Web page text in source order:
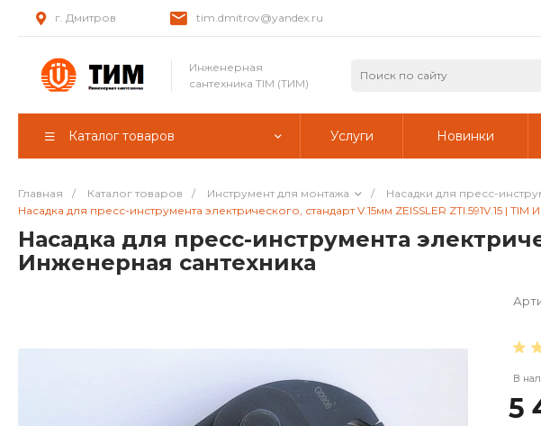
г. Дмитров tim.dmitrov@yandex.ru
Инженерная
сантехника TIM (ТИМ)
Каталог товаров Услуги Новинки
Главная / Каталог товаров / Инструмент для монтажа / Насадки для пресс-
Насадка для пресс-инструмента электрического, стандарт V.15мм ZEISSLER ZTI.591V.15 |
Насадка для пресс-инструмента
Инженерная сантехника
В
5